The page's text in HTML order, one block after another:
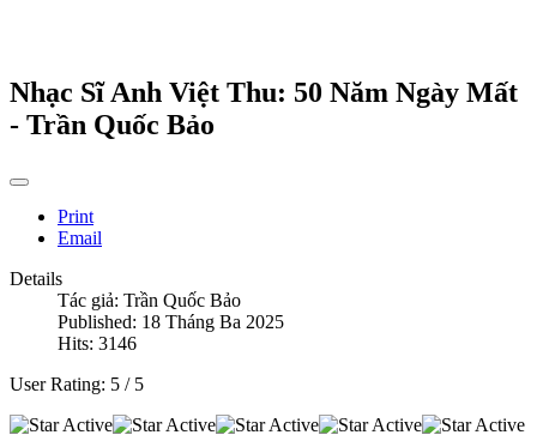
Nhạc Sĩ Anh Việt Thu: 50 Năm Ngày Mất
- Trần Quốc Bảo
Print
Email
Details
Tác giả: Trần Quốc Bảo
Published: 18 Tháng Ba 2025
Hits: 3146
User Rating: 5 / 5